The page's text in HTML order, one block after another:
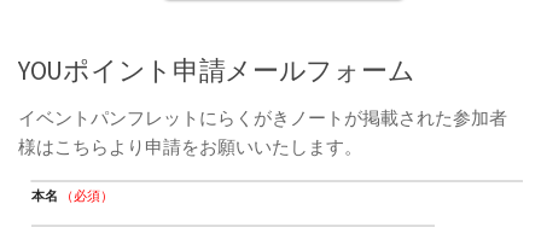
YOUポイント申請メールフォーム
イベントパンフレットにらくがきノートが掲載された参加者
様はこちらより申請をお願いいたします。
本名 （必須）